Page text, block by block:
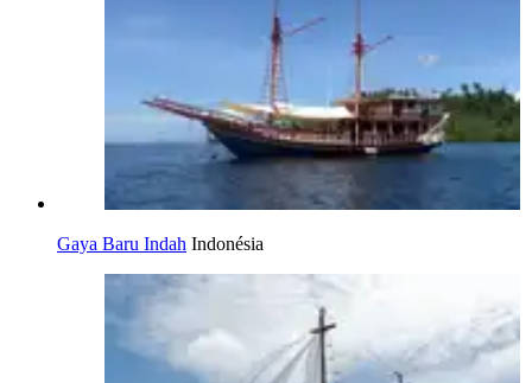
Gaya Baru Indah Indonésia